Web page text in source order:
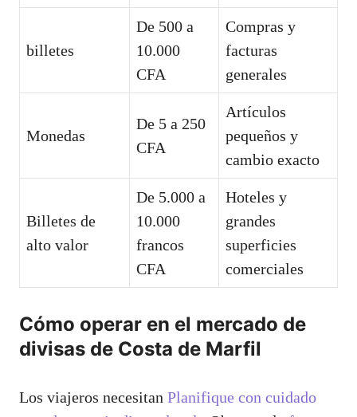
billetes
De 500 a
10.000
CFA
Compras y
facturas
generales
Monedas
De 5 a 250
CFA
Artículos
pequeños y
cambio exacto
Billetes de
alto valor
De 5.000 a
10.000
francos
CFA
Hoteles y
grandes
superficies
comerciales
Cómo operar en el mercado de
divisas de Costa de Marfil
Los viajeros necesitan Planifique con cuidado